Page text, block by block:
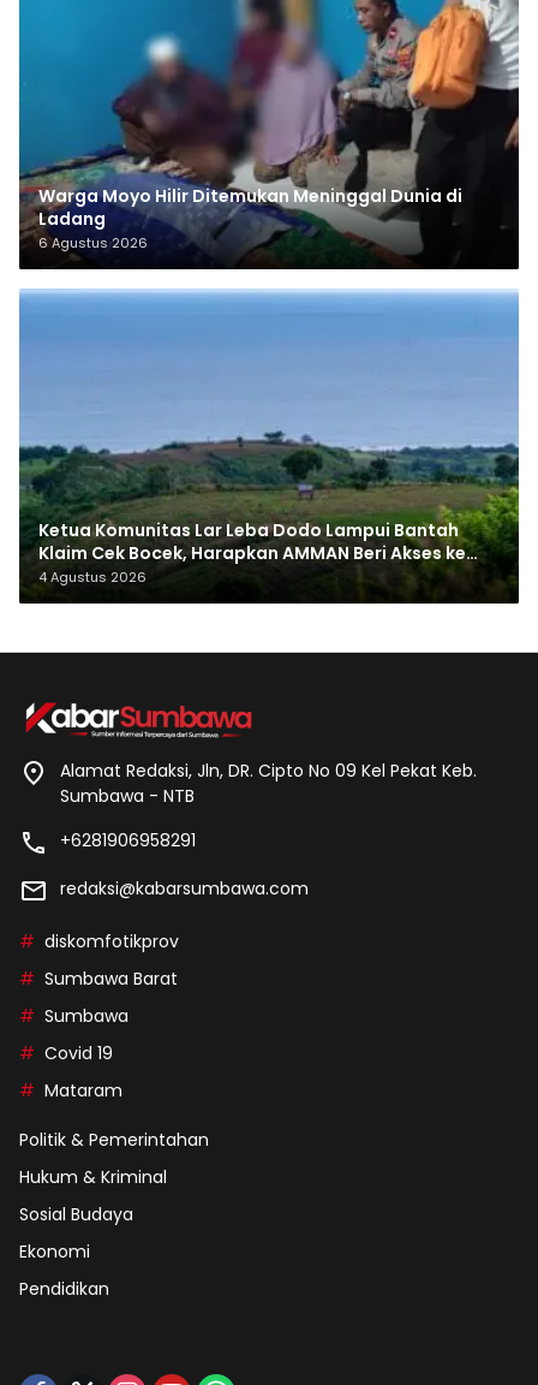
Warga Moyo Hilir Ditemukan Meninggal Dunia di
Ladang
6 Agustus 2026
Ketua Komunitas Lar Leba Dodo Lampui Bantah
Klaim Cek Bocek, Harapkan AMMAN Beri Akses ke
Makam Leluhur
4 Agustus 2026
Alamat Redaksi, Jln, DR. Cipto No 09 Kel Pekat Keb.
Sumbawa - NTB
+6281906958291
redaksi@kabarsumbawa.com
diskomfotikprov
Sumbawa Barat
Sumbawa
Covid 19
Mataram
Politik & Pemerintahan
Hukum & Kriminal
Sosial Budaya
Ekonomi
Pendidikan